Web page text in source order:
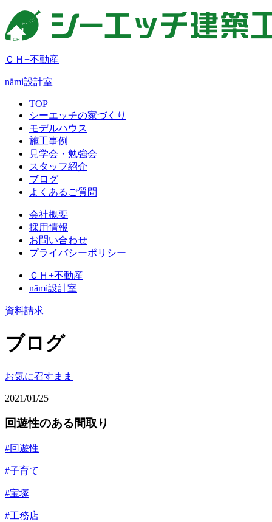
ＣＨ+不動産
nämi設計室
TOP
シーエッチの家づくり
モデルハウス
施工事例
見学会・勉強会
スタッフ紹介
ブログ
よくあるご質問
会社概要
採用情報
お問い合わせ
プライバシーポリシー
ＣＨ+不動産
nämi設計室
資料請求
ブログ
お気に召すまま
2021/01/25
回遊性のある間取り
#回遊性
#子育て
#宝塚
#工務店